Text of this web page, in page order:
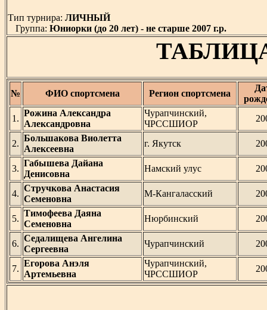
Тип турнира: ЛИЧНЫЙ
Группа: Юниорки (до 20 лет) - не старше 2007 г.р.
№ ФИО спортсмена Регион спортсмена
1.
Рожина Александра
Александровна
Чурапчинский,
ЧРССШИОР
2.
Большакова Виолетта
Алексеевна
г. Якутск
3.
Габышева Дайана
Денисовна
Намский улус
4.
Стручкова Анастасия
Семеновна
М-Кангаласский
5.
Тимофеева Даяна
Семеновна
Нюрбинский
6.
Седалищева Ангелина
Сергеевна
Чурапчинский
7.
Егорова Анэля
Артемьевна
Чурапчинский,
ЧРССШИОР